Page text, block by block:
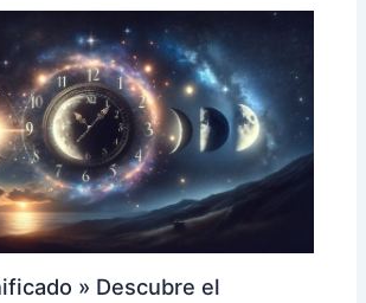
» Descubre el